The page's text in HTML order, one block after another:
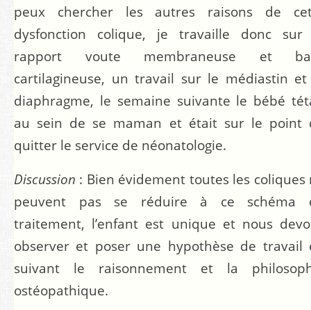
peux chercher les autres raisons de
dysfonction colique, je travaille donc sur
rapport voute membraneuse et
cartilagineuse, un travail sur le médiastin
diaphragme, le semaine suivante le bébé
au sein de se maman et était sur le point
quitter le service de néonatologie.
Discussion : Bien évidement toutes les coliques
peuvent pas se réduire à ce schéma
traitement, l’enfant est unique et nous
observer et poser une hypothèse de travail
suivant le raisonnement et la
ostéopathique.